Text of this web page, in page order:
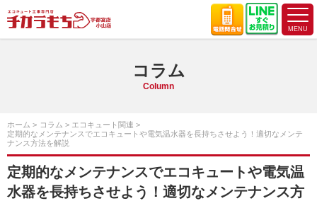
コラム
Column
ホーム コラム
エコキュート関連
定期的なメンテナンスでエコキュートや電気温水器を長持ちさせよう！適切なメンテ
ナンス方法を解説
定期的なメンテナンスでエコキュートや電気温
水器を長持ちさせよう！適切なメンテナンス方